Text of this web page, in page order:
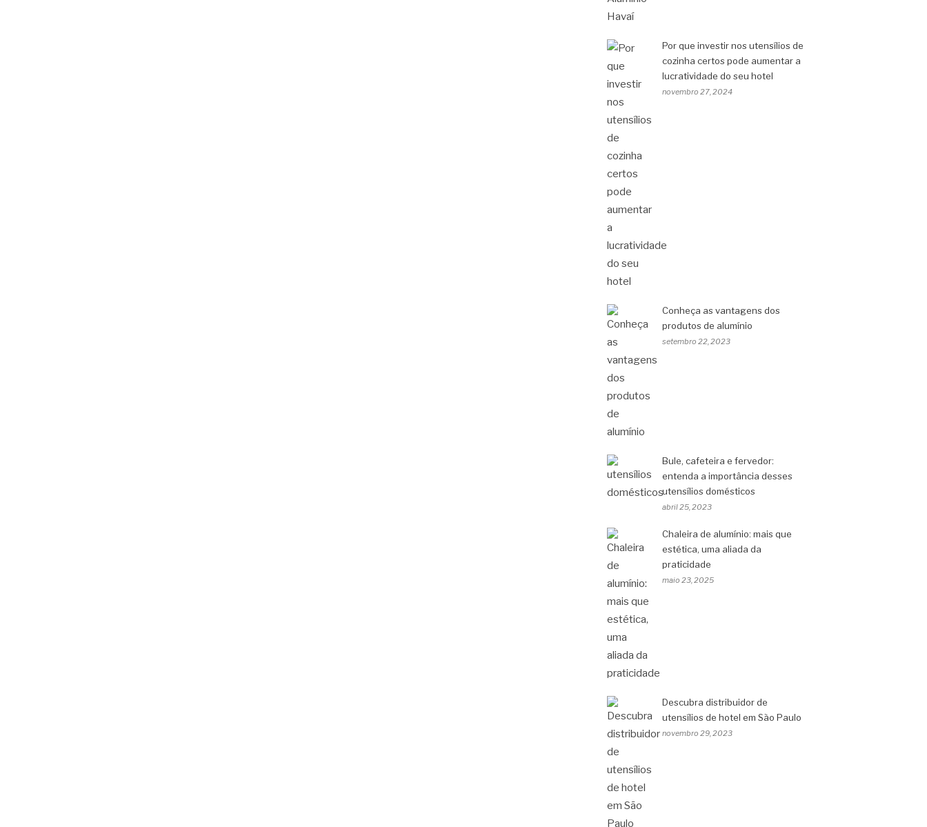
Por que investir nos utensílios de
cozinha certos pode aumentar a
lucratividade do seu hotel
novembro 27, 2024
Conheça as vantagens dos
produtos de alumínio
setembro 22, 2023
Bule, cafeteira e fervedor:
entenda a importância desses
utensílios domésticos
abril 25, 2023
Chaleira de alumínio: mais que
estética, uma aliada da
praticidade
maio 23, 2025
Descubra distribuidor de
utensílios de hotel em São Paulo
novembro 29, 2023